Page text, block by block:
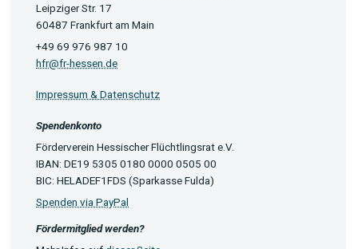
Leipziger Str. 17
60487 Frankfurt am Main
+49 69 976 987 10
hfr@fr-hessen.de
Impressum & Datenschutz
Spendenkonto
Förderverein Hessischer Flüchtlingsrat e.V.
IBAN: DE19 5305 0180 0000 0505 00
BIC: HELADEF1FDS (Sparkasse Fulda)
Spenden via PayPal
Fördermitglied werden?